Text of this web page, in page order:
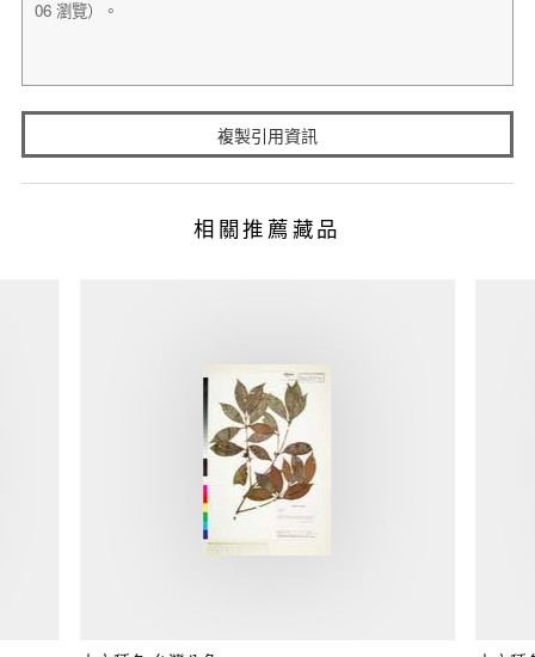
複製引用資訊
相關推薦藏品